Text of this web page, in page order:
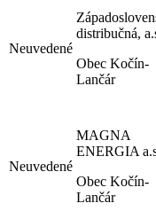
Neuvedené
distribučná,
Obec Kočín-
Lančár
Neuvedené
MAGNA
ENERGIA
Obec Kočín-
Lančár